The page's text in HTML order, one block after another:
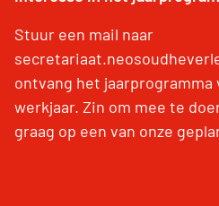
Stuur een mail naar
ontvang het jaarprogramma
werkjaar. Zin om mee te
graag op een van onze